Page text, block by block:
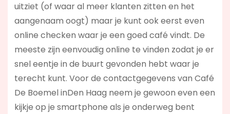
uitziet (of waar al meer klanten zitten en het
aangenaam oogt) maar je kunt ook eerst even
online checken waar je een goed café vindt. De
meeste zijn eenvoudig online te vinden zodat je er
snel eentje in de buurt gevonden hebt waar je
terecht kunt. Voor de contactgegevens van Café
De Boemel inDen Haag neem je gewoon even een
kijkje op je smartphone als je onderweg bent